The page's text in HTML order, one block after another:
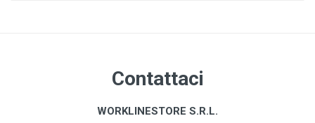
Contattaci
WORKLINESTORE S.R.L.